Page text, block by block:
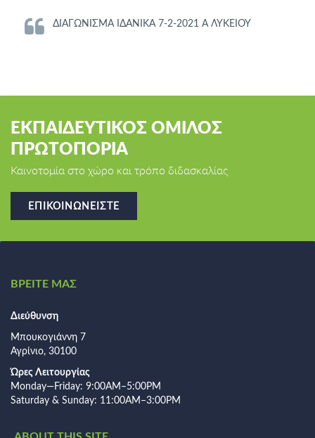
ΔΙΑΓΩΝΙΣΜΑ ΙΔΑΝΙΚΑ 7-2-2021 Α ΛΥΚΕΙΟΥ
ΕΚΠΑΙΔΕΥΤΙΚΟΣ ΟΜΙΛΟΣ
ΠΡΩΤΟΠΟΡΙΑ
Καινοτομία στο χώρο και τρόπο διδασκαλίας
ΕΠΙΚΟΙΝΩΝΕΊΣΤΕ
ΒΡΕΙΤΕ ΜΑΣ
Διεύθυνση
Μπουκογιάννη 7
Αγρίνιο, 30100
Ώρες Λειτουργίας
Monday—Friday: 9:00AM–5:00PM
Saturday & Sunday: 11:00AM–3:00PM